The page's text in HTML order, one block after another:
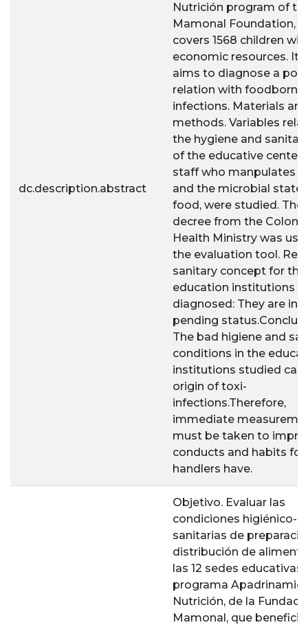
dc.description.abstract
Nutrición program of
Mamonal Foundation,
covers 1568 children
economic resources. It
aims to diagnose a
relation with foodborne
infections. Materials and
methods. Variables
the hygiene and
of the educative
staff who manpulates
and the microbial state
food, were studied. The
decree from the
Health Ministry was
the evaluation tool.
sanitary concept for the
education institutions
diagnosed: They are in a
pending
The bad higiene and
conditions in the
institutions studied can
origin of toxi-
infections.Therefore,
immediate
must be taken to
conducts and habits
handlers have.
Objetivo. Evaluar las
condiciones higiénico-
sanitarias de
distribución de
las 12 sedes educativas
programa
Nutrición, de la
Mamonal, que beneficia